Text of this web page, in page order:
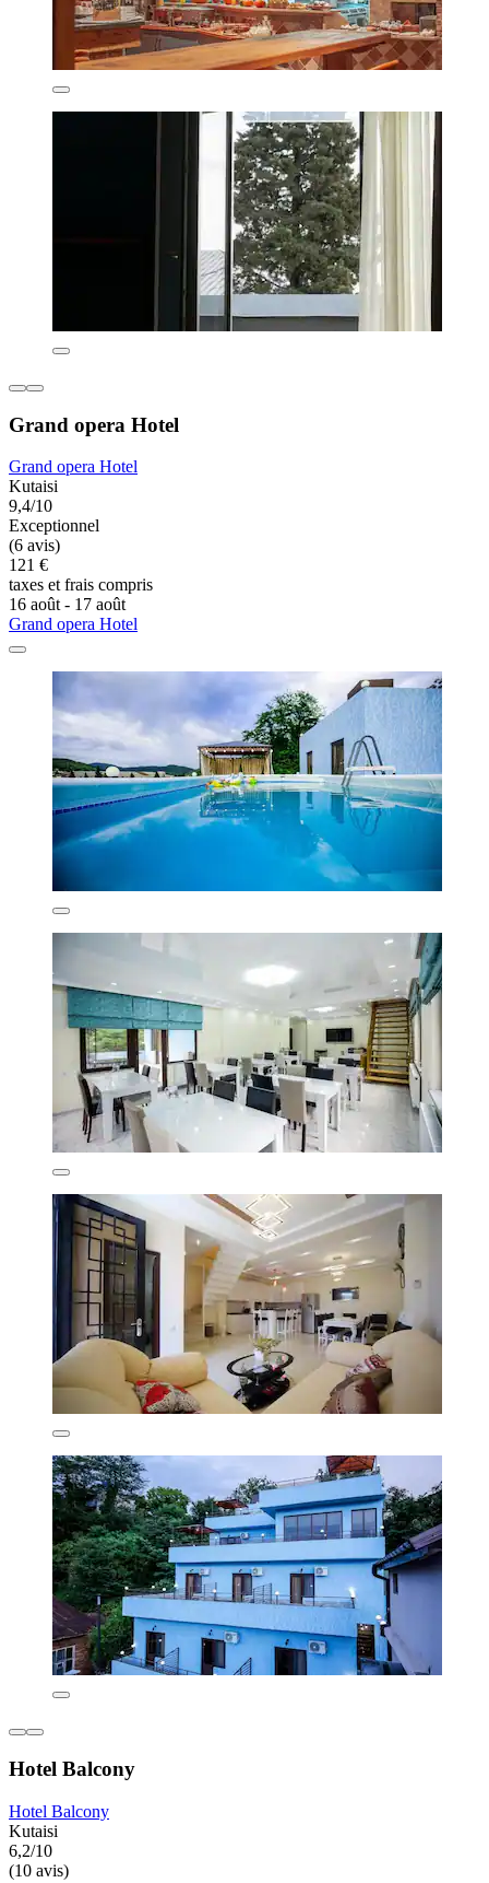
Grand opera Hotel
Grand opera Hotel
Kutaisi
9,4/10
Exceptionnel
(6 avis)
121 €
taxes et frais compris
16 août - 17 août
Grand opera Hotel
Hotel Balcony
Hotel Balcony
Kutaisi
6,2/10
(10 avis)